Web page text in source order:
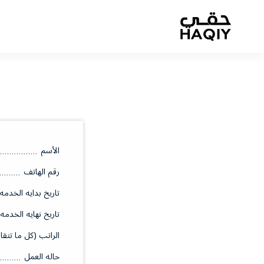
الأسم
رقم الهاتف
تاريخ بدايه الخدمه
تاريخ نهايه الخدمه
الراتب (كل ما
حاله العمل